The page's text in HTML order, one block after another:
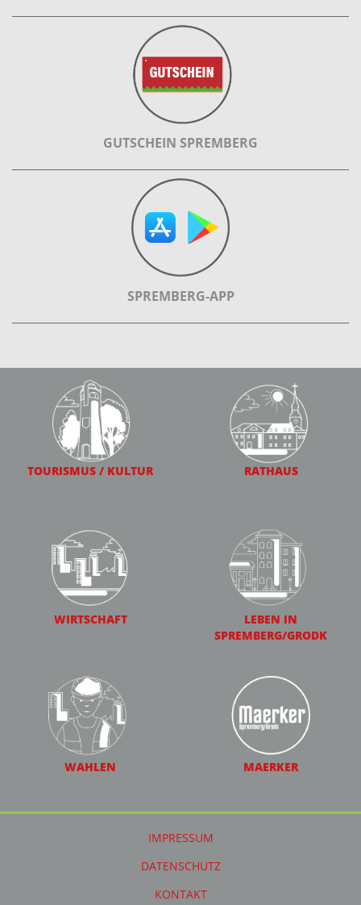
GUTSCHEIN SPREMBERG
SPREMBERG-APP
TOURISMUS / KULTUR RATHAUS
WIRTSCHAFT
LEBEN IN
SPREMBERG/GRODK
WAHLEN MAERKER
IMPRESSUM
DATENSCHUTZ
KONTAKT